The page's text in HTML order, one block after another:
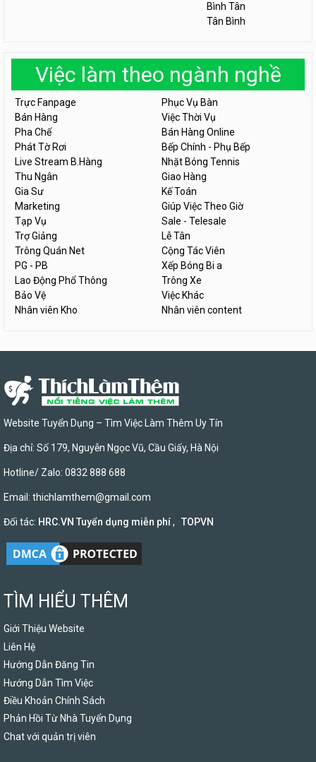
Bình Tân
Tân Bình
Việc làm theo ngành nghề
Trực Fanpage
Phục Vụ Bàn
Bán Hàng
Việc Thời Vụ
Pha Chế
Bán Hàng Online
Phát Tờ Rơi
Bếp Chính - Phụ Bếp
Live Stream B.Hàng
Nhặt Bóng Tennis
Thu Ngân
Giao Hàng
Gia Sư
Kế Toán
Marketing
Giúp Việc Theo Giờ
Tạp Vụ
Sale - Telesale
Trợ Giảng
Lễ Tân
Trông Quán Net
Cộng Tác Viên
PG - PB
Xếp Bóng Bi a
Lao Động Phổ Thông
Trông Xe
Bảo Vệ
Việc Khác
Nhân viên Kho
Nhân viên content
Website Tuyển Dụng – Tìm Việc Làm Thêm Uy Tín
Địa chỉ: Số 179, Nguyễn Ngọc Vũ, Cầu Giấy, Hà Nội
Hotline/ Zalo: 0832 888 688
Email: thichlamthem@gmail.com
Đối tác: HRC.VN Tuyển dụng miễn phí, TOPVN
TÌM HIỂU THÊM
Giới Thiệu Website
Liên Hệ
Hướng Dẫn Đăng Tin
Hướng Dẫn Tìm Việc
Điều Khoản Chính Sách
Phản Hồi Từ Nhà Tuyển Dụng
Chat với quản trị viên